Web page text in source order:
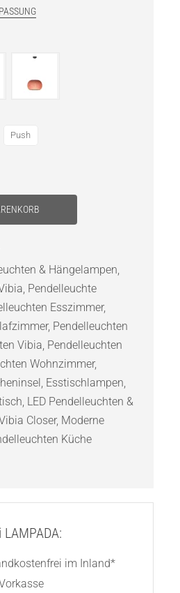
Push
& Hängelampen,
, Pendelleuchte
Esszimmer,
, Pendelleuchten
Vibia, Pendelleuchten
Wohnzimmer,
, Esstischlampen,
, LED Pendelleuchten &
Closer, Moderne
Küche
im Inland*